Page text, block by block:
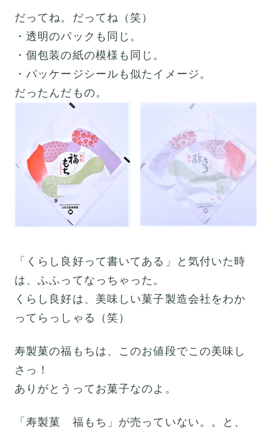
だってね。だってね（笑）
・透明のパックも同じ。
・個包装の紙の模様も同じ。
・パッケージシールも似たイメージ。
だったんだもの。
「くらし良好って書いてある」と気付いた時
は、ふふってなっちゃった。
くらし良好は、美味しい菓子製造会社をわか
ってらっしゃる（笑）
寿製菓の福もちは、このお値段でこの美味し
さっ！
ありがとうってお菓子なのよ。
「寿製菓 福もち」が売っていない。。と、